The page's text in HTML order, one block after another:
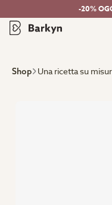
-20%
Shop Una ricetta su